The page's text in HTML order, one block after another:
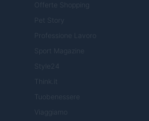
Offerte Shopping
Pet Story
Professione Lavoro
Sport Magazine
Style24
Think.it
Tuobenessere
Viaggiamo